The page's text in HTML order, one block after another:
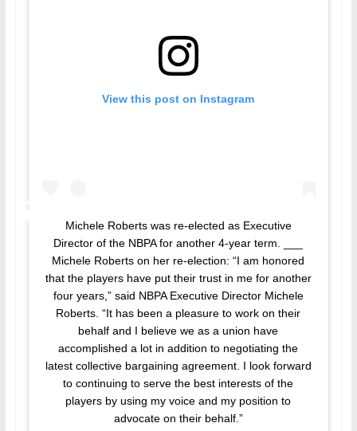
View this post on Instagram
Michele Roberts was re-elected as Executive
Director of the NBPA for another 4-year term. ___
Michele Roberts on her re-election: “I am honored
that the players have put their trust in me for another
four years,” said NBPA Executive Director Michele
Roberts. “It has been a pleasure to work on their
behalf and I believe we as a union have
accomplished a lot in addition to negotiating the
latest collective bargaining agreement. I look forward
to continuing to serve the best interests of the
players by using my voice and my position to
advocate on their behalf.”